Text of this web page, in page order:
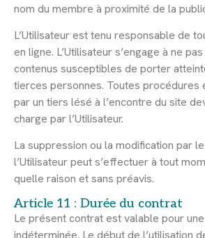
nom du membre à proximité de la
L’Utilisateur est tenu responsable de
en ligne. L’Utilisateur s’engage à ne
contenus susceptibles de porter
tierces personnes. Toutes procédures
par un tiers lésé à l’encontre du site
charge par l’Utilisateur.
La suppression ou la modification par
l’Utilisateur peut s’effectuer à tout
quelle raison et sans préavis.
Article 11 : Durée du contrat
Le présent contrat est valable pour
indéterminée. Le début de l’utilisation